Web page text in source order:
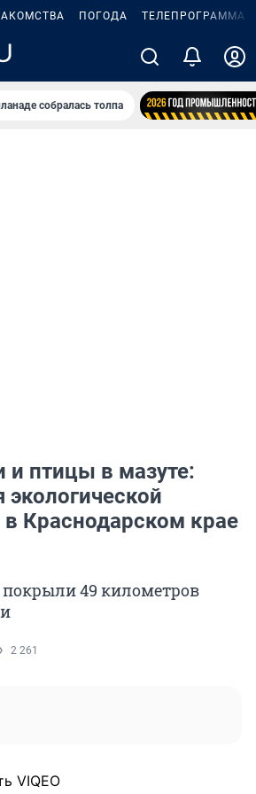
ПОГОДА ТЕЛЕПРОГРАММА
собралась толпа
птицы в мазуте:
экологической
Краснодарском крае
49 километров
2 261
VIQEO